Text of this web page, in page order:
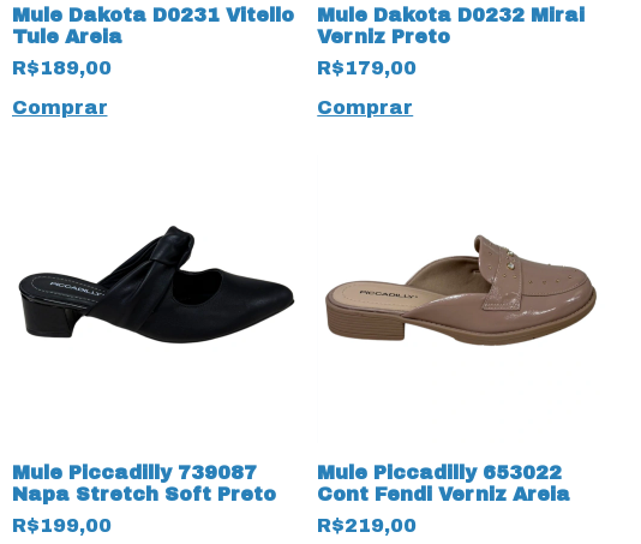
Mule Dakota D0231 Vitello
Tule Areia
R$189,00
Comprar
Mule Dakota D0232 Mirai
Verniz Preto
R$179,00
Comprar
Mule Piccadilly 739087
Napa Stretch Soft Preto
R$199,00
Mule Piccadilly 653022
Cont Fendi Verniz Areia
R$219,00